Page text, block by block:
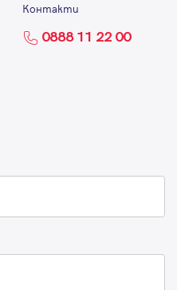
Контакти
0888 11 22 00